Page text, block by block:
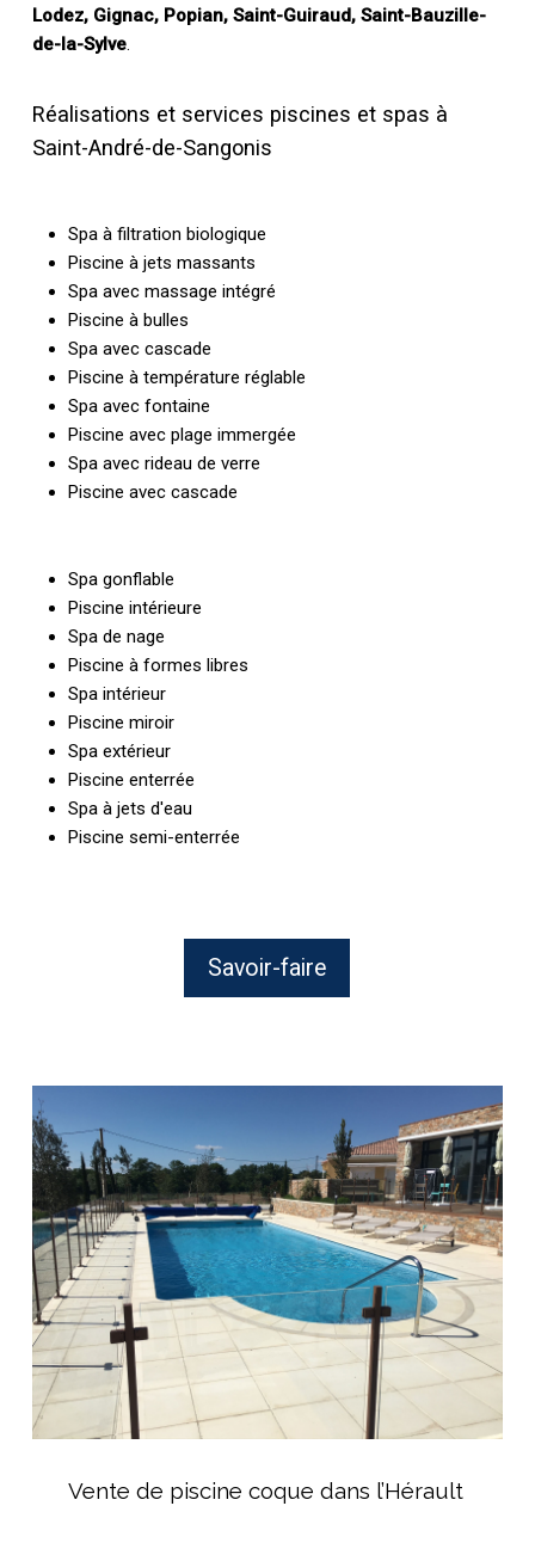
Lodez, Gignac, Popian, Saint-Guiraud, Saint-Bauzille-
de-la-Sylve.
Réalisations et services piscines et spas à
Saint-André-de-Sangonis
Spa à filtration biologique
Piscine à jets massants
Spa avec massage intégré
Piscine à bulles
Spa avec cascade
Piscine à température réglable
Spa avec fontaine
Piscine avec plage immergée
Spa avec rideau de verre
Piscine avec cascade
Spa gonflable
Piscine intérieure
Spa de nage
Piscine à formes libres
Spa intérieur
Piscine miroir
Spa extérieur
Piscine enterrée
Spa à jets d'eau
Piscine semi-enterrée
Savoir-faire
Vente
de
piscine
coque
dans
l’Hérault
Vente de piscine coque dans l’Hérault